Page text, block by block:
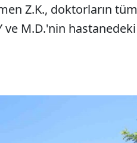
Z.K., doktorların tüm
ve M.D.'nin hastanedeki